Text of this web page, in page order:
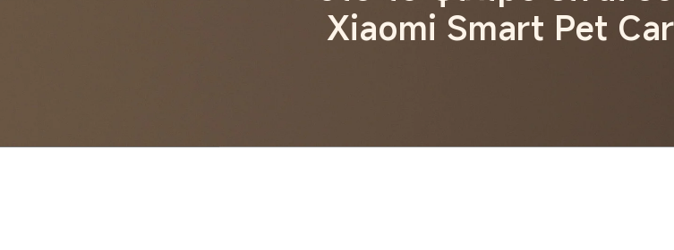
Xiaomi Smart Pet